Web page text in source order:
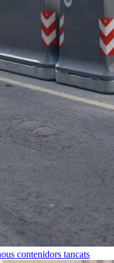
contenidors tancats